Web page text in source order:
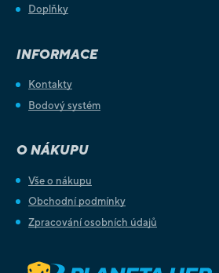
Doplňky
INFORMACE
Kontakty
Bodový systém
O NÁKUPU
Vše o nákupu
Obchodní podmínky
Zpracování osobních údajů